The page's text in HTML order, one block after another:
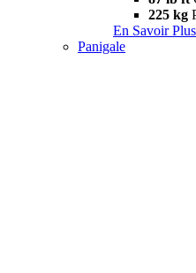
225 kg
En Savoir Plus
Panigale